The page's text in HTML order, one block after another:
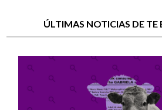
ÚLTIMAS NOTICIAS DE TE